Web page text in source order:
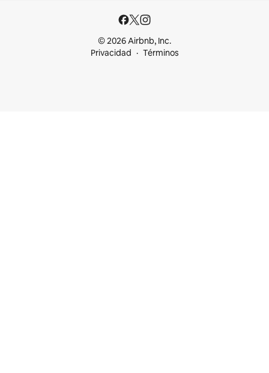
© 2026 Airbnb, Inc.
Privacidad
Términos